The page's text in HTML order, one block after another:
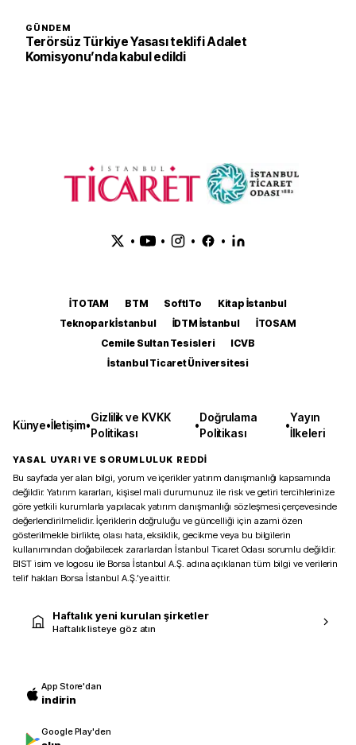
GÜNDEM
Terörsüz Türkiye Yasası teklifi Adalet
Komisyonu’nda kabul edildi
• • • •
İTOTAM BTM SoftITo
Kitap İstanbul
Teknopark İstanbul
İDTM İstanbul
İTOSAM
Cemile Sultan Tesisleri
ICVB
İstanbul Ticaret Üniversitesi
Künye•İletişim•
Gizlilik ve KVKK
Politikası
•
Doğrulama
Politikası
•
Yayın
İlkeleri
YASAL UYARI VE SORUMLULUK REDDİ
Bu sayfada yer alan bilgi, yorum ve içerikler yatırım danışmanlığı kapsamında
değildir. Yatırım kararları, kişisel mali durumunuz ile risk ve getiri tercihlerinize
göre yetkili kurumlarla yapılacak yatırım danışmanlığı sözleşmesi çerçevesinde
değerlendirilmelidir. İçeriklerin doğruluğu ve güncelliği için azami özen
gösterilmekle birlikte, olası hata, eksiklik, gecikme veya bu bilgilerin
kullanımından doğabilecek zararlardan İstanbul Ticaret Odası sorumlu değildir.
BIST isim ve logosu ile Borsa İstanbul A.Ş. adına açıklanan tüm bilgi ve verilerin
telif hakları Borsa İstanbul A.Ş.’ye aittir.
Haftalık yeni kurulan şirketler
Haftalık listeye göz atın
App Store'dan
indirin
Google Play'den